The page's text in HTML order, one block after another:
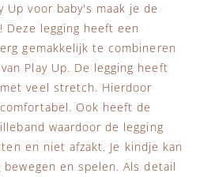
Up voor baby's maak je de
legging heeft een
gemakkelijk te combineren
Play Up. De legging heeft
veel stretch. Hierdoor
Ook heeft de
waardoor de legging
en niet afzakt. Je kindje kan
en spelen. Als detail